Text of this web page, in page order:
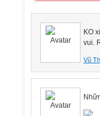
KO
vui.
Vũ